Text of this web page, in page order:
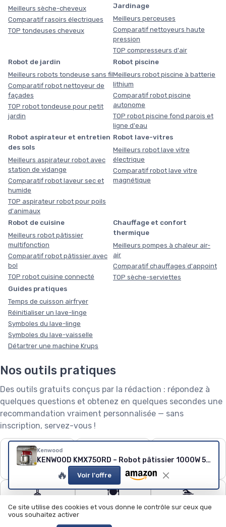
Kenwood
KENWOOD KMX750RD – Robot pâtissier 1000W 5L (Rouge)
🔥 Voir l'offre
Meilleurs sèche-cheveux
Comparatif rasoirs électriques
TOP tondeuses cheveux
Jardinage
Meilleurs perceuses
Comparatif nettoyeurs haute
pression
TOP compresseurs d'air
Robot de jardin
Meilleurs robots tondeuse sans fil
Comparatif robot nettoyeur de
façades
TOP robot tondeuse pour petit
jardin
Robot piscine
Meilleurs robot piscine à batterie
lithium
Comparatif robot piscine
autonome
TOP robot piscine fond parois et
ligne d'eau
Robot aspirateur et entretien
des sols
Meilleurs aspirateur robot avec
station de vidange
Comparatif robot laveur sec et
humide
TOP aspirateur robot pour poils
d'animaux
Robot lave-vitres
Meilleurs robot lave vitre
électrique
Comparatif robot lave vitre
magnétique
Robot de cuisine
Meilleurs robot pâtissier
multifonction
Comparatif robot pâtissier avec
bol
TOP robot cuisine connecté
Chauffage et confort
thermique
Meilleurs pompes à chaleur air-
air
Comparatif chauffages d'appoint
TOP sèche-serviettes
Guides pratiques
Temps de cuisson airfryer
Réinitialiser un lave-linge
Symboles du lave-linge
Symboles du lave-vaisselle
Détartrer une machine Krups
Nos outils pratiques
Des outils gratuits conçus par la rédaction : répondez à
quelques questions et obtenez en quelques secondes une
recommandation vraiment personnalisée — sans
inscription, servez-vous !
❄️
Puissance de
Capacité de lave-
linge
Robot tondeuse : le
🧹
choisir ?
🍽️
vaisselle
🏊
Ce site utilise des cookies et vous donne le contrôle sur ceux que
vous souhaitez activer